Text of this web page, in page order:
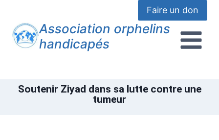
Faire un don
Association orphelins
handicapés
Soutenir Ziyad dans sa lutte contre une
tumeur